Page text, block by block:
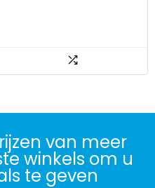
van meer
winkels om u
te geven